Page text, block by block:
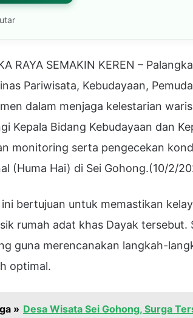
RAYA SEMAKIN KEREN –
Pariwisata, Kebudayaan,
dalam menjaga kelestarian
Kepala Bidang Kebudayaan dan
monitoring serta pengecekan
(Huma Hai) di Sei Gohong.(10/2/
ini bertujuan untuk memastikan
rumah adat khas Dayak tersebut.
guna merencanakan langkah-
optimal.
» Desa Wisata Sei Gohong, Surga